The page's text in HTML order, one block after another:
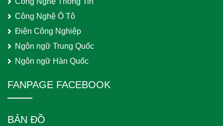
Công Nghệ Ô Tô
Điện Công Nghiệp
Ngôn ngữ Trung Quốc
Ngôn ngữ Hàn Quốc
FANPAGE FACEBOOK
BẢN ĐỒ